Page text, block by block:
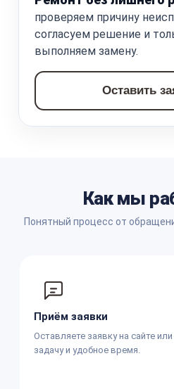
проверяем причину
согласуем решение и
выполняем замену.
Оставить
Как мы
Понятный процесс от
Приём заявки
Оставляете заявку на сайте
задачу и удобное время.